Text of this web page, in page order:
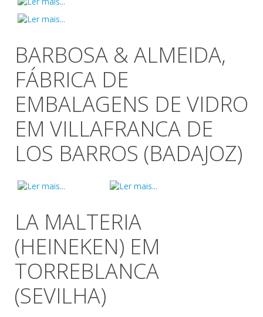
BARBOSA & ALMEIDA,
FÁBRICA DE
EMBALAGENS DE VIDRO
EM VILLAFRANCA DE
LOS BARROS (BADAJOZ)
LA MALTERIA
(HEINEKEN) EM
TORREBLANCA
(SEVILHA)